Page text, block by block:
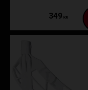
349 KR